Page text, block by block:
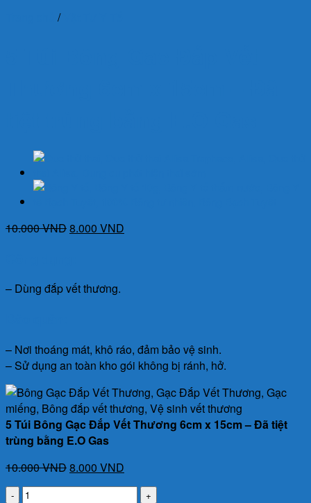
/
10.000VNDGiá
8.000 VND
– Dùng đắp vết thương.
– Nơi thoáng mát, khô ráo, đảm bảo vệ sinh.
– Sử dụng an toàn kho gói không bị ránh, hở.
5 Túi Bông Gạc Đắp Vết Thương 6cm x 15cm – Đã tiệt
trùng bằng E.O Gas
10.000VNDGiá
gốc
8.000 VND
hiện
5